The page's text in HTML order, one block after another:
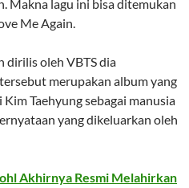
Makna lagu ini bisa ditemukan
Me Again.
dirilis oleh VBTS dia
merupakan album yang
Taehyung sebagai manusia
yang dikeluarkan oleh
Akhirnya Resmi Melahirkan